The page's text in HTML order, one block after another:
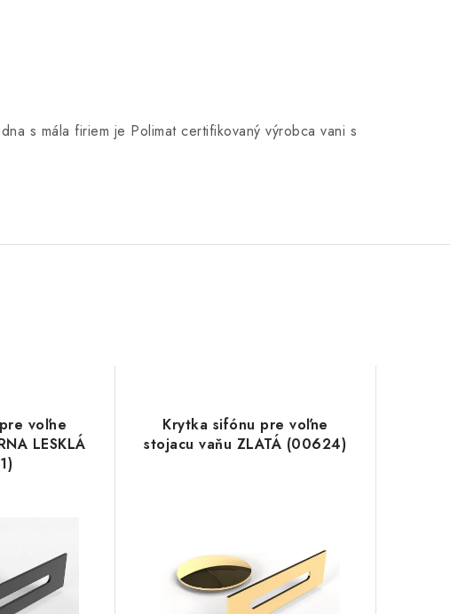
s mála firiem je Polimat certifikovaný výrobca vani s
voľne
LESKLÁ
Krytka sifónu pre voľne
stojacu vaňu ZLATÁ (00624)